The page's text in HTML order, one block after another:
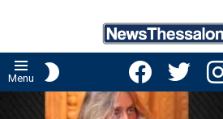
Menu
facebooktwitter